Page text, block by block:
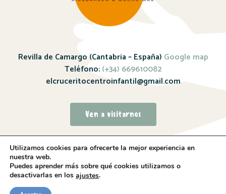
Revilla de Camargo (Cantabria – España) Google map
Teléfono:(+34) 669610082
elcruceritocentroinfantil@gmail.com
Ven a visitarnos
Utilizamos cookies para ofrecerte la mejor experiencia en
nuestra web.
Puedes aprender más sobre qué cookies utilizamos o
desactivarlas en los ajustes.